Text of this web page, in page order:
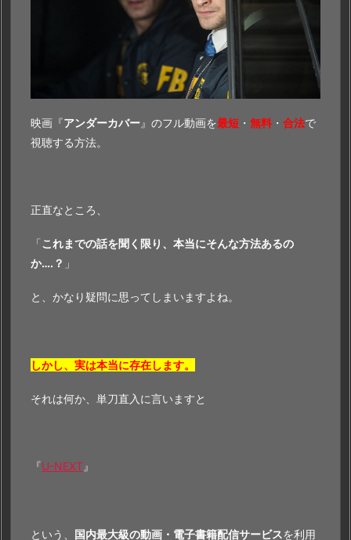
映画『アンダーカバー』のフル動画を最短 ・ 無料 ・ 合法で
視聴する方法。
正直なところ、
「これまでの話を聞く限り、本当にそんな方法あるの
か….？ 」
と、かなり疑問に思ってしまいますよね。
しかし、実は本当に存在します。
それは何か、単刀直入に言いますと
『U-NEXT』
という、 国内最大級の動画・電子書籍配信サービスを利用